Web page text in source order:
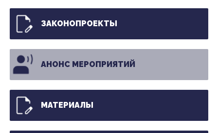
ЗАКОНОПРОЕКТЫ
АНОНС МЕРОПРИЯТИЙ
МАТЕРИАЛЫ